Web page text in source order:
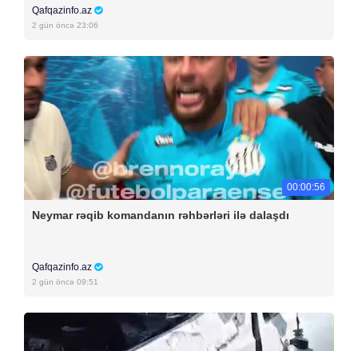
Qafqazinfo.az
2 gün öncə 23:06
00:00:56
Neymar rəqib komandanın rəhbərləri ilə dalaşdı
Qafqazinfo.az
2 gün öncə 09:51